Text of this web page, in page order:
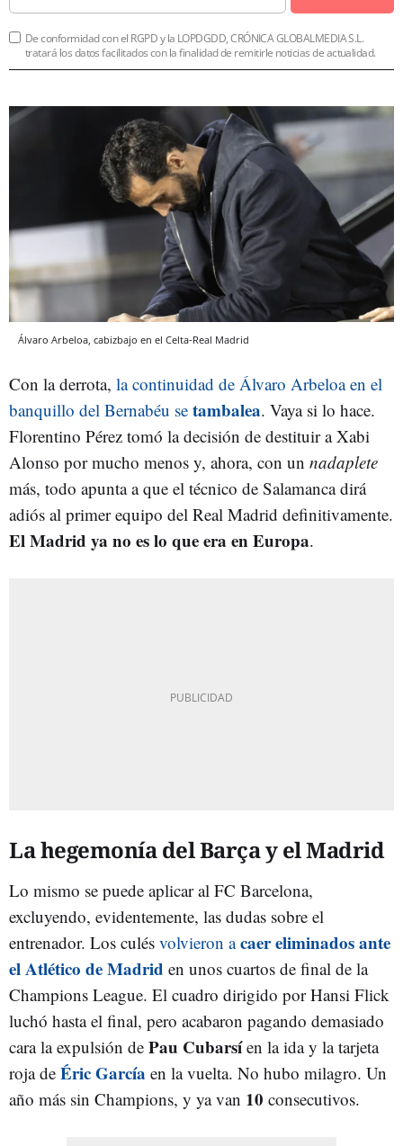
De conformidad con el RGPD y la LOPDGDD, CRÓNICA GLOBALMEDIA S.L.
tratará los datos facilitados con la finalidad de remitirle noticias de actualidad.
Álvaro Arbeloa, cabizbajo en el Celta-Real Madrid
Con la derrota, la continuidad de Álvaro Arbeloa en el
banquillo del Bernabéu se tambalea. Vaya si lo hace.
Florentino Pérez tomó la decisión de destituir a Xabi
Alonso por mucho menos y, ahora, con un nadaplete
más, todo apunta a que el técnico de Salamanca dirá
adiós al primer equipo del Real Madrid definitivamente.
El Madrid ya no es lo que era en Europa.
La hegemonía del Barça y el Madrid
Lo mismo se puede aplicar al FC Barcelona,
excluyendo, evidentemente, las dudas sobre el
entrenador. Los culés volvieron acaer eliminados ante
el Atlético de Madrid en unos cuartos de final de la
Champions League. El cuadro dirigido por Hansi Flick
luchó hasta el final, pero acabaron pagando demasiado
cara la expulsión de Pau Cubarsíen la ida y la tarjeta
roja de Éric García en la vuelta. No hubo milagro. Un
año más sin Champions, y ya van 10 consecutivos.